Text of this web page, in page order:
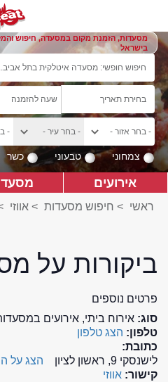
מסעדות, הזמנת מקום במסעדה, חיפוש
בישראל
צמחוני טבעוני כשר
אירועים
ראשי > חיפוש מסעדות > אווזי
ביקורות על
פרטים נוספים
סוג: אירוח ביתי, אירועים
טלפון: הצג טלפון
כתובת:
לישנסקי 9, ראשון לציון
הצג על
קישור: אווזי